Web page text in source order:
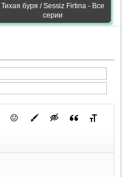
Тихая буря / Sessiz Firtina - Все
серии